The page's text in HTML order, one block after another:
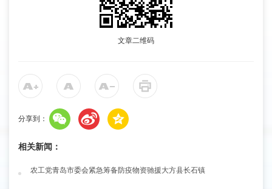
文章二维码
分享到：
相关新闻：
农工党青岛市委会紧急筹备防疫物资驰援大方县长石镇